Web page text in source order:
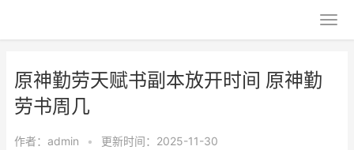
原神勤劳天赋书副本放开时间 原神勤
劳书周几
作者： admin • 更新时间：2025-11-30